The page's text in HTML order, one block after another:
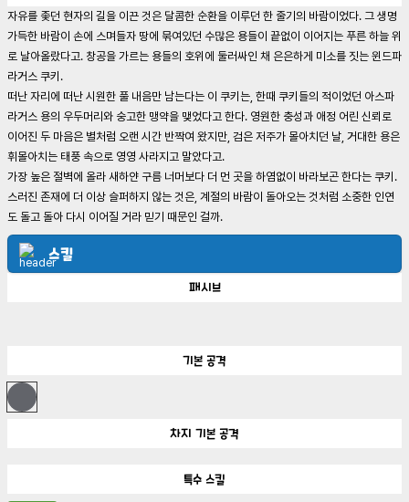
자유를 좇던 현자의 길을 이끈 것은 달콤한 순환을 이루던 한 줄기의 바람이었다. 그 생명
가득한 바람이 손에 스며들자 땅에 묶여있던 수많은 용들이 끝없이 이어지는 푸른 하늘 위
로 날아올랐다고. 창공을 가르는 용들의 호위에 둘러싸인 채 은은하게 미소를 짓는 윈드파
라거스 쿠키.
떠난 자리에 떠난 시원한 풀 내음만 남는다는 이 쿠키는, 한때 쿠키들의 적이었던 아스파
라거스 용의 우두머리와 숭고한 맹약을 맺었다고 한다. 영원한 충성과 애정 어린 신뢰로
이어진 두 마음은 별처럼 오랜 시간 반짝여 왔지만, 검은 저주가 몰아치던 날, 거대한 용은
휘몰아치는 태풍 속으로 영영 사라지고 말았다고.
가장 높은 절벽에 올라 새하얀 구름 너머보다 더 먼 곳을 하염없이 바라보곤 한다는 쿠키.
스러진 존재에 더 이상 슬퍼하지 않는 것은, 계절의 바람이 돌아오는 것처럼 소중한 인연
도 돌고 돌아 다시 이어질 거라 믿기 때문인 걸까.
스킬
패시브
기본 공격
차지 기본 공격
특수 스킬